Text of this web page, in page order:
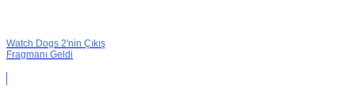
Watch Dogs 2'nin Çıkış
Fragmanı Geldi